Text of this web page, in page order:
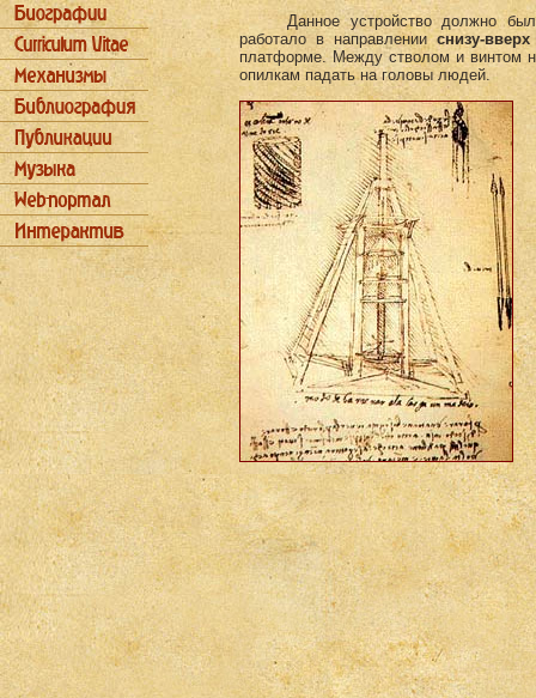
Данное устройство должно
работало в направленииснизу-вверх
платформе. Между стволом и винтом
опилкам падать на головы людей.